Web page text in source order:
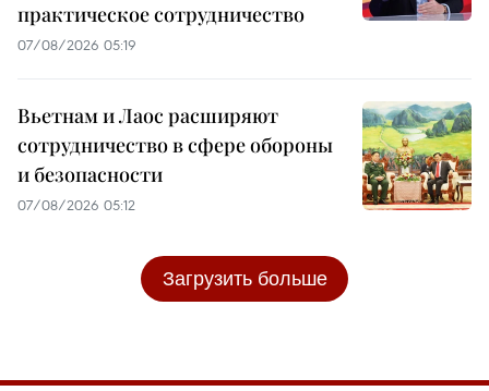
практическое сотрудничество
07/08/2026 05:19
Вьетнам и Лаос расширяют
сотрудничество в сфере обороны
и безопасности
07/08/2026 05:12
Загрузить больше